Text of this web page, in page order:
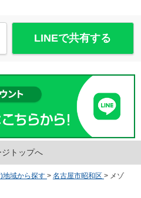
LINEで共有する
ジトップへ
地域から探す > 名古屋市昭和区 > メゾ